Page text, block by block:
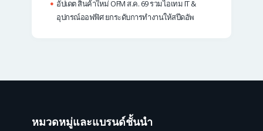
อัปเดต สินค้าใหม่ OFM ส.ค. 69 รวมไอเทม IT &
อุปกรณ์ออฟฟิศ ยกระดับการทำงานให้สปีดอัพ
หมวดหมู่และแบรนด์ชั้นนำ